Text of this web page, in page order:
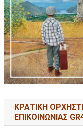
ΚΡΑΤΙΚΗ
ΕΠΙΚΟΙΝΩΝΙΑΣ